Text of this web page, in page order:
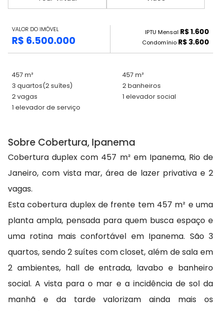
VALOR DO IMÓVEL
R$ 6.500.000
IPTU Mensal R$ 1.600
Condomínio R$ 3.600
457 m²
457 m²
3 quartos(2 suítes)
2 banheiros
2 vagas
1 elevador social
1 elevador de serviço
Sobre Cobertura, Ipanema
Cobertura duplex com 457 m² em Ipanema, Rio de
Janeiro, com vista mar, área de lazer privativa e 2
vagas.
Esta cobertura duplex de frente tem 457 m² e uma
planta ampla, pensada para quem busca espaço e
uma rotina mais confortável em Ipanema. São 3
quartos, sendo 2 suítes com closet, além de sala em
2 ambientes, hall de entrada, lavabo e banheiro
social. A vista para o mar e a incidência de sol da
manhã e da tarde valorizam ainda mais os